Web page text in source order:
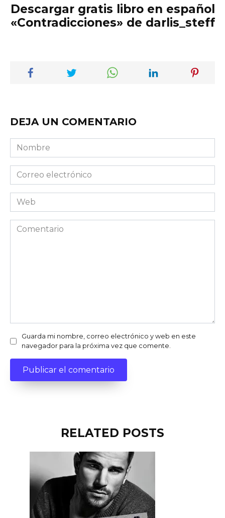
Descargar gratis libro en español
«Contradicciones» de darlis_steff
DEJA UN COMENTARIO
Nombre
Correo
electrónico
Web
Comentario
Guarda mi nombre, correo electrónico y web en este
navegador para la próxima vez que comente.
RELATED POSTS